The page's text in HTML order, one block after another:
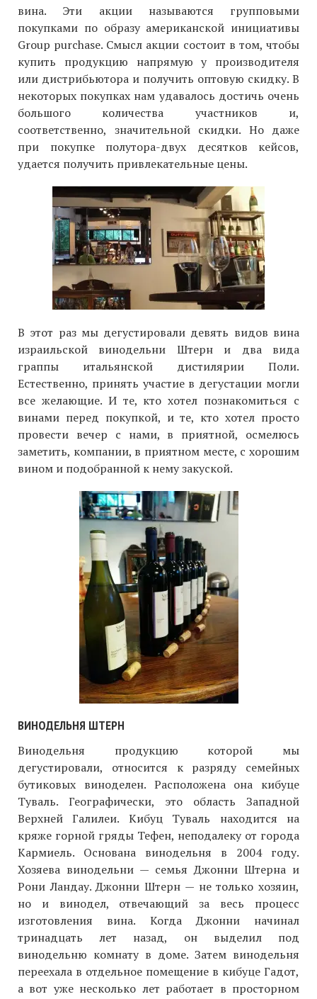
вина. Эти акции называются групповыми
покупками по образу американской инициативы
Group purchase. Смысл акции состоит в том, чтобы
купить продукцию напрямую у производителя
или дистрибьютора и получить оптовую скидку. В
некоторых покупках нам удавалось достичь очень
большого количества участников и,
соответственно, значительной скидки. Но даже
при покупке полутора-двух десятков кейсов,
удается получить привлекательные цены.
В этот раз мы дегустировали девять видов вина
израильской винодельни Штерн и два вида
граппы итальянской дистилярии Поли.
Естественно, принять участие в дегустации могли
все желающие. И те, кто хотел познакомиться с
винами перед покупкой, и те, кто хотел просто
провести вечер с нами, в приятной, осмелюсь
заметить, компании, в приятном месте, с хорошим
вином и подобранной к нему закуской.
ВИНОДЕЛЬНЯ ШТЕРН
Винодельня продукцию которой мы
дегустировали, относится к разряду семейных
бутиковых виноделен. Расположена она кибуце
Туваль. Географически, это область Западной
Верхней Галилеи. Кибуц Туваль находится на
кряже горной гряды Тефен, неподалеку от города
Кармиель. Основана винодельня в 2004 году.
Хозяева винодельни — семья Джонни Штерна и
Рони Ландау. Джонни Штерн — не только хозяин,
но и винодел, отвечающий за весь процесс
изготовления вина. Когда Джонни начинал
тринадцать лет назад, он выделил под
винодельню комнату в доме. Затем винодельня
переехала в отдельное помещение в кибуце Гадот,
а вот уже несколько лет работает в просторном